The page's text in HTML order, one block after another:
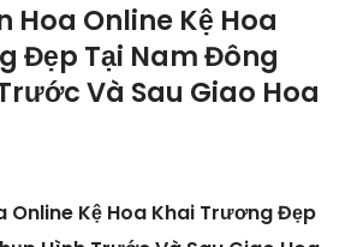
Hoa Online Kệ Hoa
Đẹp Tại Nam Đông
Và Sau Giao Hoa
Online Kệ Hoa Khai Trương Đẹp